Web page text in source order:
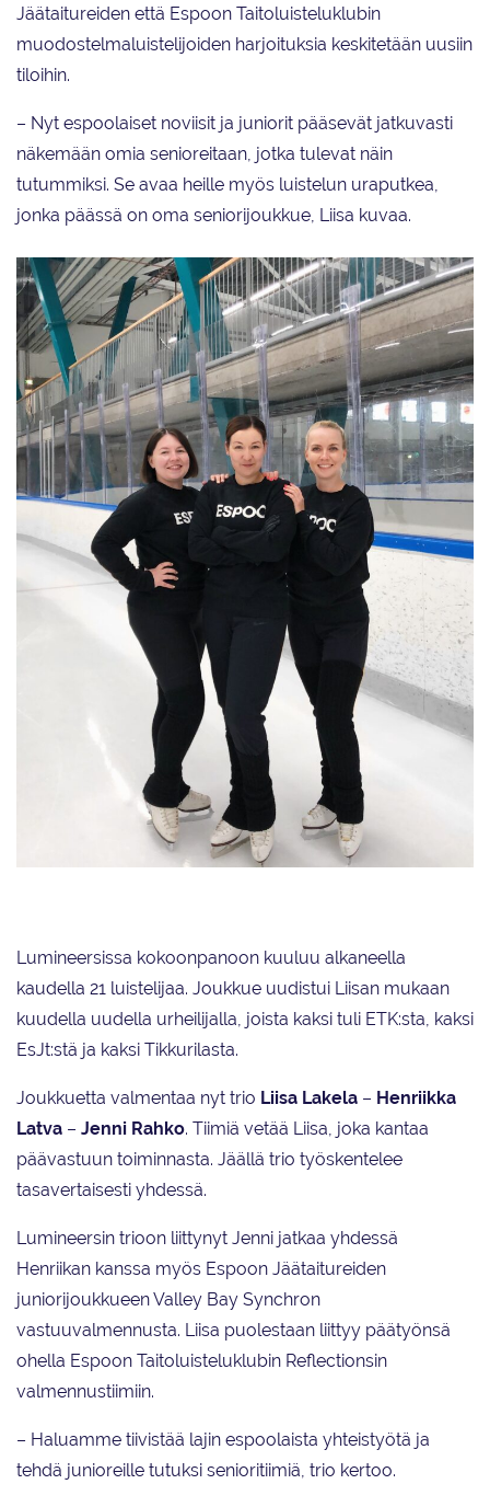
Jäätaitureiden että Espoon Taitoluisteluklubin
muodostelmaluistelijoiden harjoituksia keskitetään uusiin
tiloihin.
– Nyt espoolaiset noviisit ja juniorit pääsevät jatkuvasti
näkemään omia senioreitaan, jotka tulevat näin
tutummiksi. Se avaa heille myös luistelun uraputkea,
jonka päässä on oma seniorijoukkue, Liisa kuvaa.
Lumineersissa kokoonpanoon kuuluu alkaneella
kaudella 21 luistelijaa. Joukkue uudistui Liisan mukaan
kuudella uudella urheilijalla, joista kaksi tuli ETK:sta, kaksi
EsJt:stä ja kaksi Tikkurilasta.
Joukkuetta valmentaa nyt trio Liisa Lakela – Henriikka
Latva – Jenni Rahko. Tiimiä vetää Liisa, joka kantaa
päävastuun toiminnasta. Jäällä trio työskentelee
tasavertaisesti yhdessä.
Lumineersin trioon liittynyt Jenni jatkaa yhdessä
Henriikan kanssa myös Espoon Jäätaitureiden
juniorijoukkueen Valley Bay Synchron
vastuuvalmennusta. Liisa puolestaan liittyy päätyönsä
ohella Espoon Taitoluisteluklubin Reflectionsin
valmennustiimiin.
– Haluamme tiivistää lajin espoolaista yhteistyötä ja
tehdä junioreille tutuksi senioritiimiä, trio kertoo.